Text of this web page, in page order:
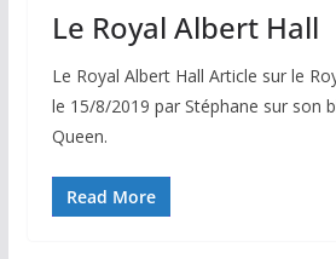
Le Royal Albert Hall
Le Royal Albert Hall Article sur le
le 15/8/2019 par Stéphane sur son
Queen.
Read More